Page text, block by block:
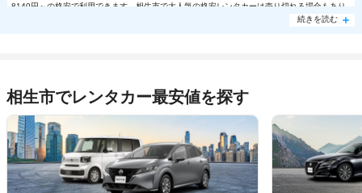
8140円～の格安で利用できます。相生市で大人気の格安レンタカーは売り切れる場合もあり
続きを読む
相生市でレンタカー最安値を探す